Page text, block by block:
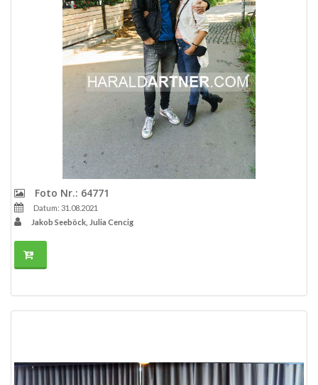
Foto Nr.: 64771
Datum: 31.08.2021
Jakob Seeböck, Julia Cencig